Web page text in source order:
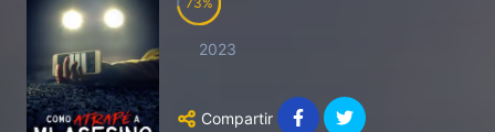
2023
Compartir